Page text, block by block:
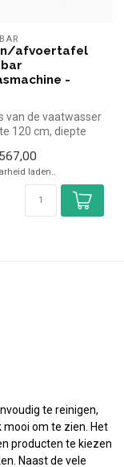
afvoertafel
-
van de vaatwasser
120 cm, diepte
567,00
laden..
te reinigen,
mooi om te zien. Het
producten te kiezen
Naast de vele